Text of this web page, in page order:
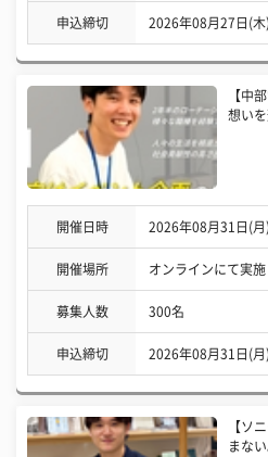
申込締切 2026年08月27日(木
【中
想い
開催日時 2026年08月31日(
開催場所 オンラインにて実施
募集人数 300名
申込締切 2026年08月31日(月
【ソ
まな